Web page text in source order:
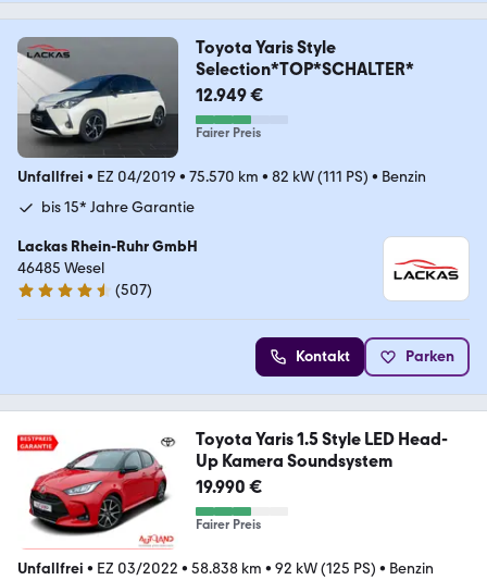
Toyota Yaris Style
Selection*TOP*SCHALTER*
12.949 €
Fairer Preis
Unfallfrei • EZ 04/2019 • 75.570 km • 82 kW (111 PS) • Benzin
bis 15* Jahre Garantie
Lackas Rhein-Ruhr GmbH
46485 Wesel
4.6 Sterne
(507)
Kontakt Parken
Toyota Yaris 1.5 Style LED Head-
Up Kamera Soundsystem
19.990 €
Fairer Preis
Unfallfrei • EZ 03/2022 • 58.838 km • 92 kW (125 PS) • Benzin